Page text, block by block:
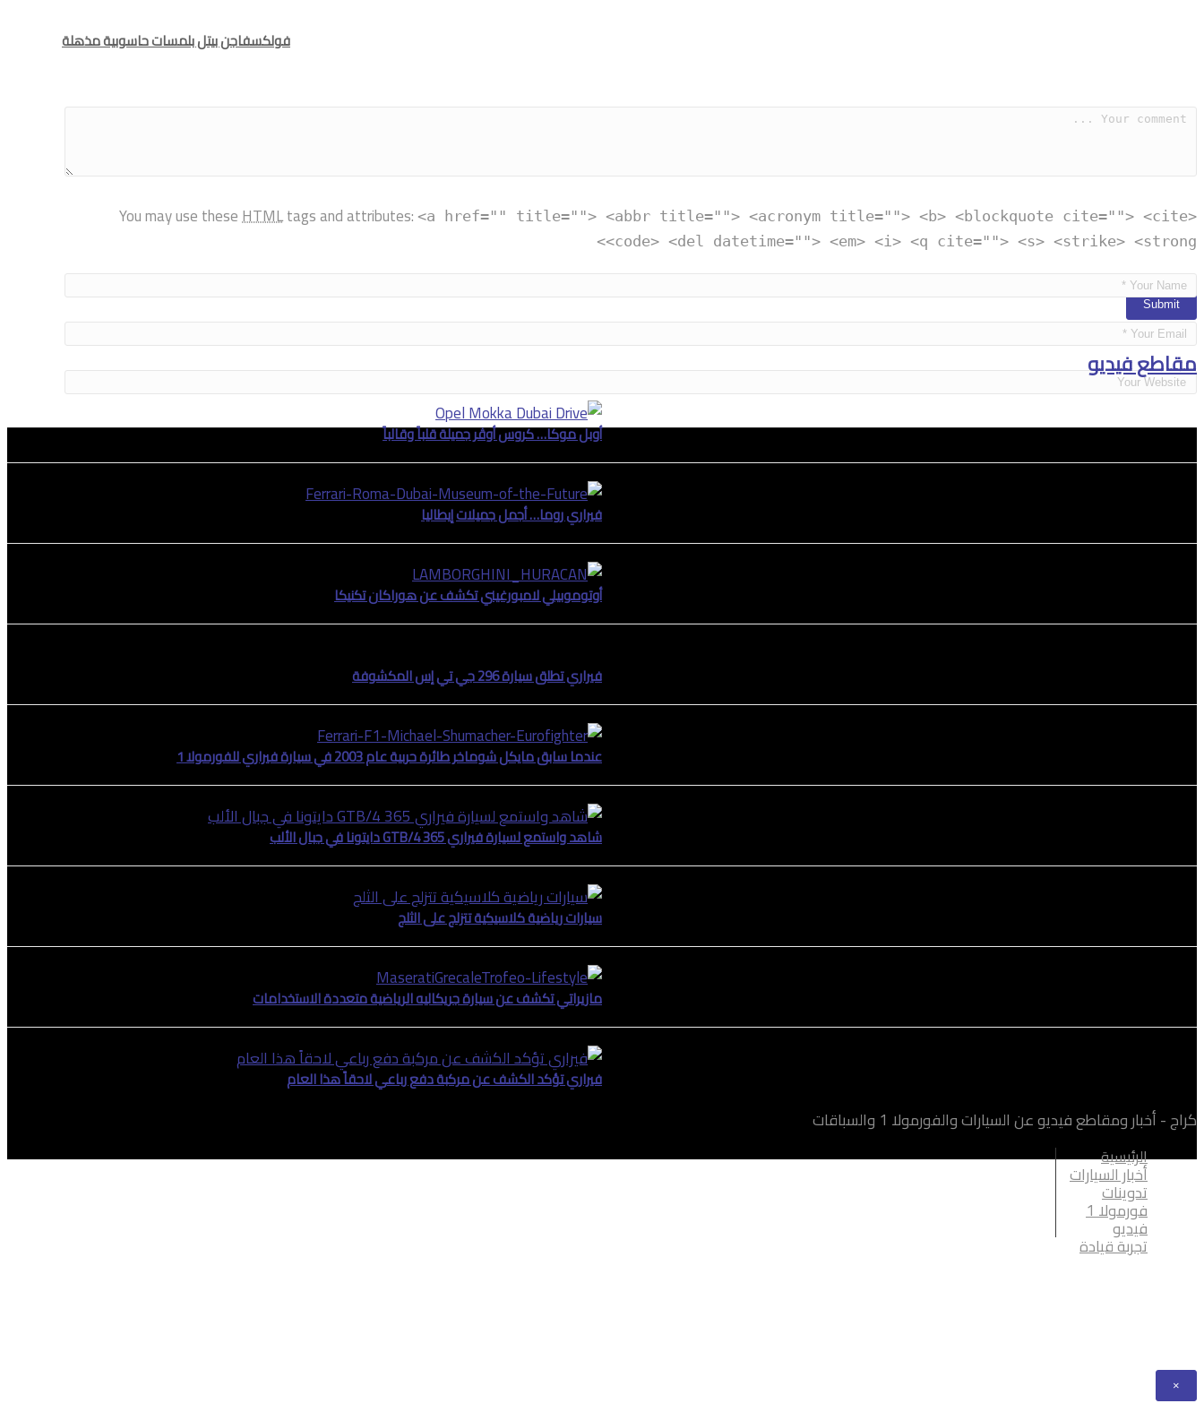
فولكسفاجن بيتل بلمسات حاسوبية مذهلة
You may use theseHTMLtags and attributes: <a href="" title=""> <abbr title=""> <acronym title=""> <b> <blockquote cite=""> <cite>
<code> <del datetime=""> <em> <i> <q cite=""> <s> <strike> <strong>
مقاطع فيديو
أوبل موكا… كروس أوڤر جميلة قلباً وقالباً
فيراري روما… أجمل جميلات إيطاليا
أوتوموبيلي لامبورغيني تكشف عن هوراكان تكنيكا
فيراري تطلق سيارة 296 جي تي إس المكشوفة
عندما سابق مايكل شوماخر طائرة حربية عام 2003 في سيارة فيراري للفورمولا 1
شاهد واستمع لسيارة فيراري 365 GTB/4 دايتونا في جبال الألب
سيارات رياضية كلاسيكية تتزلج على الثلج
مازيراتي تكشف عن سيارة جريكاليه الرياضية متعددة الاستخدامات
فيراري تؤكد الكشف عن مركبة دفع رباعي لاحقاً هذا العام
كراج - أخبار ومقاطع فيديو عن السيارات والفورمولا 1 والسباقات
الرئيسية
أخبار السيارات
تدوينات
فورمولا 1
فيديو
تجربة قيادة
×